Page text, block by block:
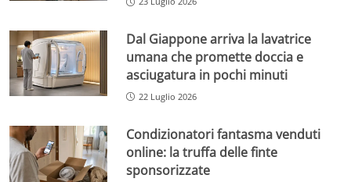
Dal Giappone arriva la lavatrice
umana che promette doccia e
asciugatura in pochi minuti
22 Luglio 2026
Condizionatori fantasma venduti
online: la truffa delle finte
sponsorizzate